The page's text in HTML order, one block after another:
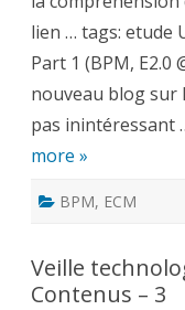
lien … tags: etude
Part 1 (BPM, E2.0
nouveau blog sur
pas inintéressant
more »
BPM, ECM
Veille
Contenus – 3